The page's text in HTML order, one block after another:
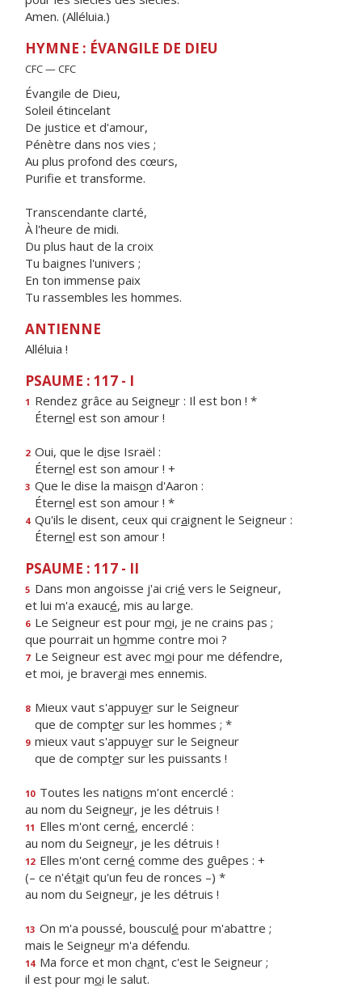
Amen. (Alléluia.)
HYMNE : ÉVANGILE DE DIEU
CFC — CFC
Évangile de Dieu,
Soleil étincelant
De justice et d'amour,
Pénètre dans nos vies ;
Au plus profond des cœurs,
Purifie et transforme.
Transcendante clarté,
À l'heure de midi.
Du plus haut de la croix
Tu baignes l'univers ;
En ton immense paix
Tu rassembles les hommes.
ANTIENNE
Alléluia !
PSAUME : 117 - I
1 Rendez grâce au Seigneur : Il est bon ! *
Éternel est son amour !
2 Oui, que le dise Israël :
Éternel est son amour ! +
3 Que le dise la maison d'Aaron :
Éternel est son amour ! *
4 Qu'ils le disent, ceux qui craignent le Seigneur :
Éternel est son amour !
PSAUME : 117 - II
5 Dans mon angoisse j'ai crié vers le Seigneur,
et lui m'a exaucé, mis au large.
6 Le Seigneur est pour moi, je ne crains pas ;
que pourrait un homme contre moi ?
7 Le Seigneur est avec moi pour me défendre,
et moi, je braverai mes ennemis.
8 Mieux vaut s'appuyer sur le Seigneur
que de compter sur les hommes ; *
9 mieux vaut s'appuyer sur le Seigneur
que de compter sur les puissants !
10 Toutes les nations m'ont encerclé :
au nom du Seigneur, je les détruis !
11 Elles m'ont cerné, encerclé :
au nom du Seigneur, je les détruis !
12 Elles m'ont cerné comme des guêpes : +
(– ce n'était qu'un feu de ronces –) *
au nom du Seigneur, je les détruis !
13 On m'a poussé, bousculé pour m'abattre ;
mais le Seigneur m'a défendu.
14 Ma force et mon chant, c'est le Seigneur ;
il est pour moi le salut.